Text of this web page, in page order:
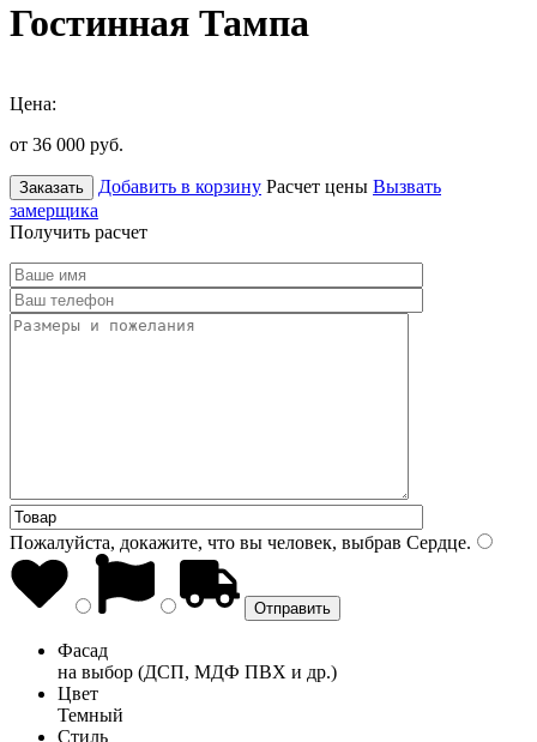
Гостинная Тампа
Цена:
от 36 000 руб.
Заказать Добавить в корзину Расчет цены Вызвать
замерщика
Получить расчет
Пожалуйста, докажите, что вы человек, выбрав Сердце.
Фасад
на выбор (ДСП, МДФ ПВХ и др.)
Цвет
Темный
Стиль